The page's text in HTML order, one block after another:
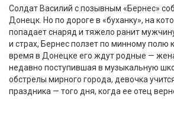
Солдат Василий с позывным «Бернес»
Донецк. Но по дороге в «буханку», на
попадает снаряд и тяжело ранит
и страх, Бернес ползет по минному полю
время в Донецке его ждут родные —
недавно поступившая в музыкальную
обстрелы мирного города, девочка
праздника — того дня, когда ее отец